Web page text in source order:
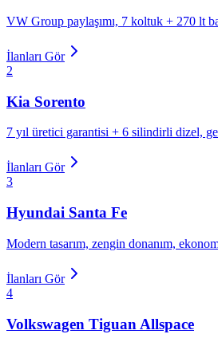
VW Group paylaşımı, 7 koltuk + 270 lt
İlanları Gör
2
Kia Sorento
7 yıl üretici garantisi + 6 silindirli dizel,
İlanları Gör
3
Hyundai Santa Fe
Modern tasarım, zengin donanım,
İlanları Gör
4
Volkswagen Tiguan Allspace